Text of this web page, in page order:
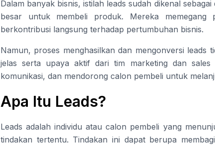
Dalam banyak bisnis, istilah leads sudah dikenal
besar untuk membeli produk. Mereka
berkontribusi langsung terhadap pertumbuhan bisnis.
Namun, proses menghasilkan dan mengonversi leads
jelas serta upaya aktif dari tim marketing dan sales
komunikasi, dan mendorong calon pembeli untuk
Apa Itu Leads?
Leads adalah individu atau calon pembeli yang
tindakan tertentu. Tindakan ini dapat berupa